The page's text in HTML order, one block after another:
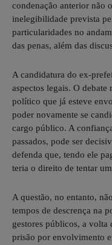
condenação anterior não
inelegibilidade prevista
particularidades no
das penas, além das
A candidatura do ex-
aspectos legais. O
político que já esteve
poder novamente se
cargo público. A
passados, pode ser
defenda que, tendo ele
teria o direito de tentar
A questão, no entanto,
tempos de descrença na
gestores públicos, a
prisão por envolvimento